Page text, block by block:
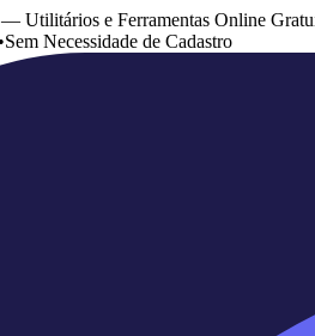
Utilitários e Ferramentas Online
•Sem Necessidade de Cadastro